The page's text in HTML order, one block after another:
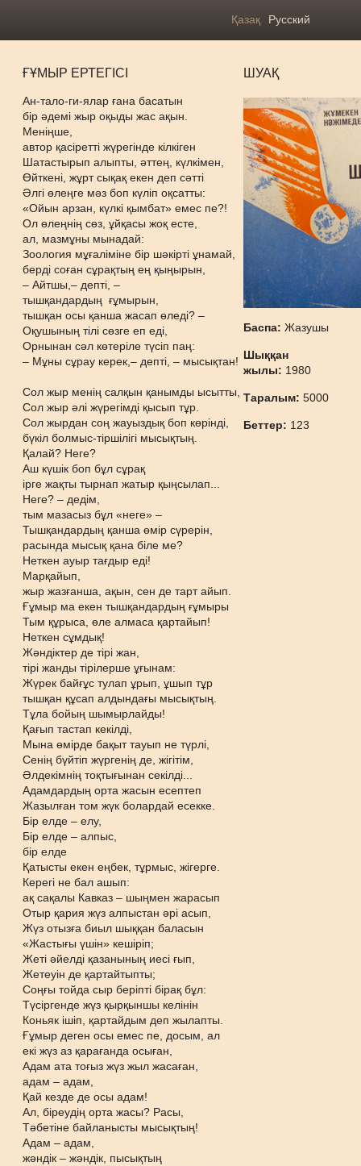
Қазақ Русский
ҒҰМЫР ЕРТЕГІСІ
Ан-тало-ги-ялар ғана басатын
бір әдемі жыр оқыды жас ақын.
Меніңше,
автор қасіретті жүрегінде кілкіген
Шатастырып алыпты, әттең, күлкімен,
Өйткені, жұрт сықақ екен деп сәтті
Әлгі өлеңге мәз боп күліп оқсатты:
«Ойын арзан, күлкі қымбат» емес пе?!
Ол өлеңнің сөз, ұйқасы жоқ есте,
ал, мазмұны мынадай:
Зоология мұғаліміне бір шәкірті ұнамай,
берді соған сұрақтың ең қыңырын,
– Айтшы,– депті, –
тышқандардың ғұмырын,
тышқан осы қанша жасап өледі? –
Оқушының тілі сөзге еп еді,
Орнынан сәл көтеріле түсіп паң:
– Мұны сұрау керек,– депті, – мысықтан!
Сол жыр менің салқын қанымды ысытты,
Сол жыр әлі жүрегімді қысып тұр.
Сол жырдан соң жауыздық боп көрінді,
бүкіл болмыс-тіршілігі мысықтың.
Қалай? Неге?
Аш күшік боп бұл сұрақ
ірге жақты тырнап жатыр қыңсылап...
Неге? – дедім,
тым мазасыз бұл «неге» –
Тышқандардың қанша өмір сүрерін,
расында мысық қана біле ме?
Неткен ауыр тағдыр еді!
Марқайып,
жыр жазғанша, ақын, сен де тарт айып.
Ғұмыр ма екен тышқандардың ғұмыры
Тым құрыса, өле алмаса қартайып!
Неткен сұмдық!
Жәндіктер де тірі жан,
тірі жанды тірілерше ұғынам:
Жүрек байғұс тулап ұрып, ұшып тұр
тышқан құсап алдындағы мысықтың.
Тұла бойың шымырлайды!
Қағып тастап кекілді,
Мына өмірде бақыт тауып не түрлі,
Сенің бүйтіп жүргенің де, жігітім,
Әлдекімнің тоқтығынан секілді...
Адамдардың орта жасын есептеп
Жазылған том жүк болардай есекке.
Бір елде – елу,
Бір елде – алпыс,
бір елде
Қатысты екен еңбек, тұрмыс, жігерге.
Керегі не бал ашып:
ақ сақалы Кавказ – шыңмен жарасып
Отыр қария жүз алпыстан әрі асып,
Жүз отызға биыл шыққан баласын
«Жастығы үшін» кешіріп;
Жеті әйелді қазанының иесі ғып,
Жетеуін де қартайтыпты;
Соңғы тойда сыр беріпті бірақ бұл:
Түсіргенде жүз қырқыншы келінін
Коньяк ішіп, қартайдым деп жылапты.
Ғұмыр деген осы емес пе, досым, ал
екі жүз аз қарағанда осыған,
Адам ата тоғыз жүз жыл жасаған,
адам – адам,
Қай кезде де осы адам!
Ал, біреудің орта жасы? Расы,
Тәбетіне байланысты мысықтың!
Адам – адам,
жәндік – жәндік, пысықтың
ШУАҚ
Баспа:Жазушы
Шыққан
жылы: 1980
Таралым:5000
Беттер: 123